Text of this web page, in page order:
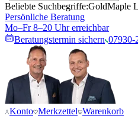
Beliebte Suchbegriffe:GoldMaple
Persönliche Beratung
Mo–Fr 8–20 Uhr erreichbar
Beratungstermin sichern 07930-
Konto Merkzettel Warenkorb